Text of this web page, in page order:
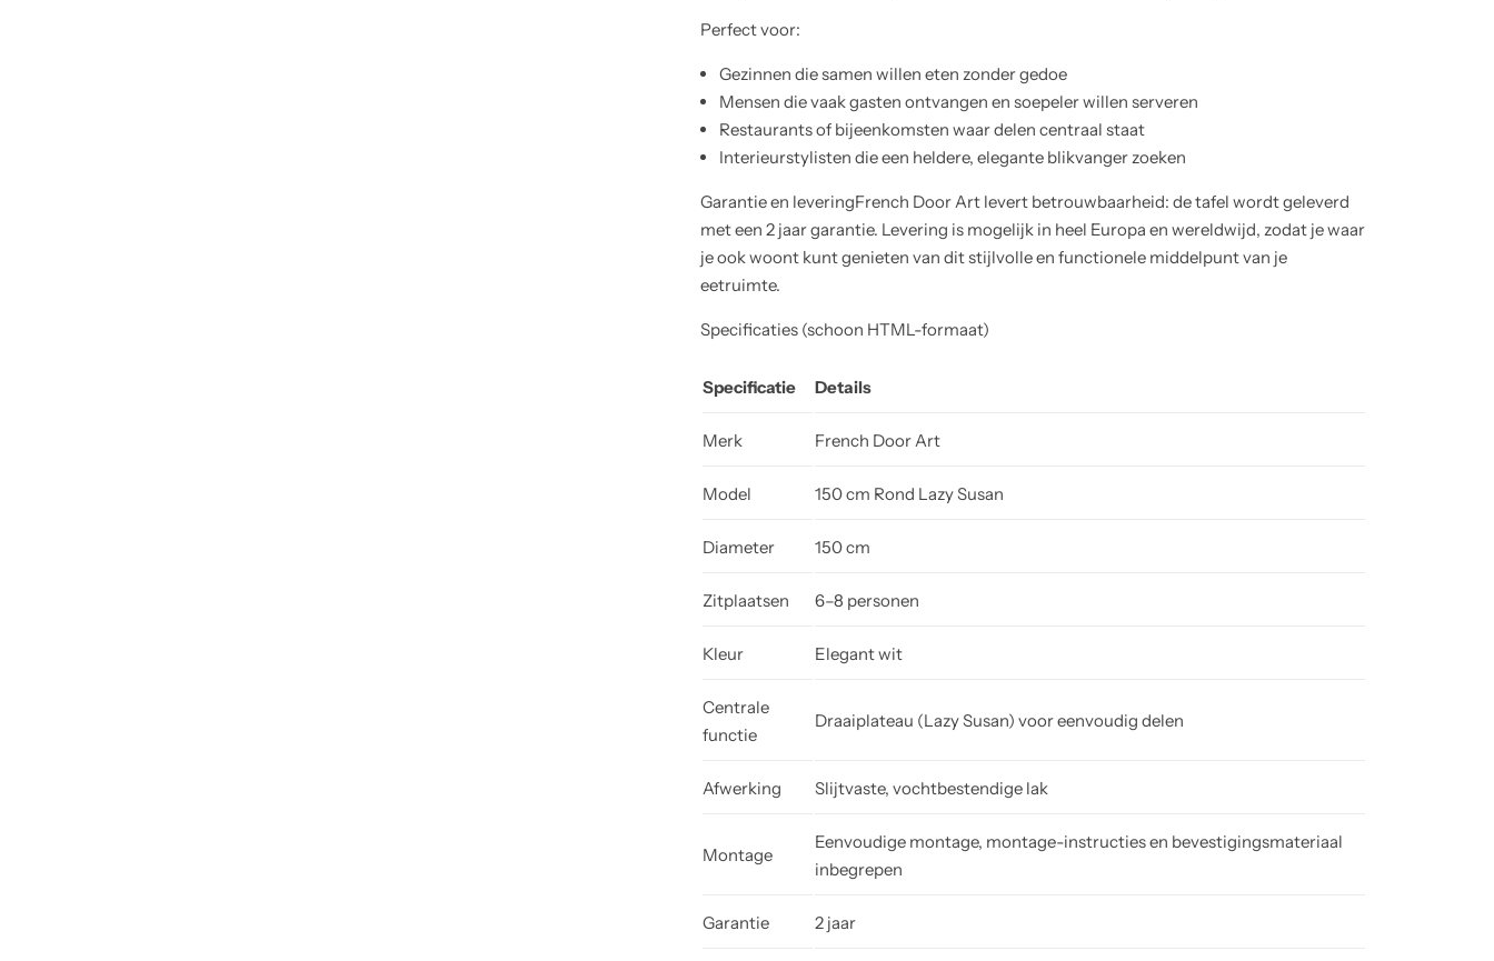
Perfect voor:
Gezinnen die samen willen eten zonder gedoe
Mensen die vaak gasten ontvangen en soepeler willen serveren
Restaurants of bijeenkomsten waar delen centraal staat
Interieurstylisten die een heldere, elegante blikvanger zoeken
Garantie en leveringFrench Door Art levert betrouwbaarheid: de tafel wordt geleverd
met een 2 jaar garantie. Levering is mogelijk in heel Europa en wereldwijd, zodat je waar
je ook woont kunt genieten van dit stijlvolle en functionele middelpunt van je
eetruimte.
Specificaties (schoon HTML-formaat)
Specificatie Details
Merk French Door Art
Model 150 cm Rond Lazy Susan
Diameter 150 cm
Zitplaatsen 6–8 personen
Kleur Elegant wit
Centrale
functie
Draaiplateau (Lazy Susan) voor eenvoudig delen
Afwerking Slijtvaste, vochtbestendige lak
Montage
Eenvoudige montage, montage-instructies en bevestigingsmateriaal
inbegrepen
Garantie 2 jaar